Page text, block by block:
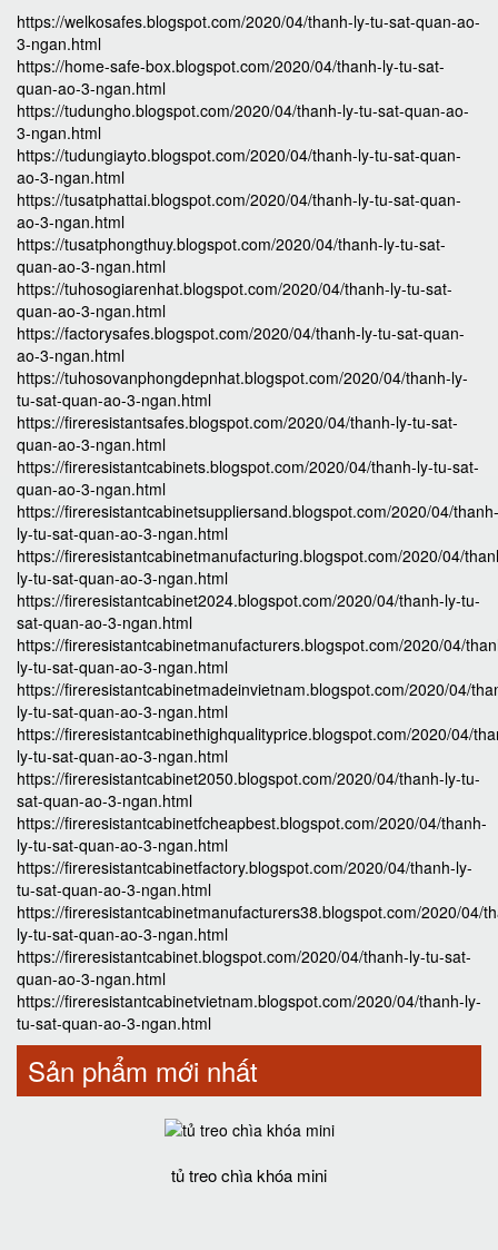
https://welkosafes.blogspot.com/2020/04/thanh-ly-tu-sat-quan-ao-
3-ngan.html
https://home-safe-box.blogspot.com/2020/04/thanh-ly-tu-sat-
quan-ao-3-ngan.html
https://tudungho.blogspot.com/2020/04/thanh-ly-tu-sat-quan-ao-
3-ngan.html
https://tudungiayto.blogspot.com/2020/04/thanh-ly-tu-sat-quan-
ao-3-ngan.html
https://tusatphattai.blogspot.com/2020/04/thanh-ly-tu-sat-quan-
ao-3-ngan.html
https://tusatphongthuy.blogspot.com/2020/04/thanh-ly-tu-sat-
quan-ao-3-ngan.html
https://tuhosogiarenhat.blogspot.com/2020/04/thanh-ly-tu-sat-
quan-ao-3-ngan.html
https://factorysafes.blogspot.com/2020/04/thanh-ly-tu-sat-quan-
ao-3-ngan.html
https://tuhosovanphongdepnhat.blogspot.com/2020/04/thanh-ly-
tu-sat-quan-ao-3-ngan.html
https://fireresistantsafes.blogspot.com/2020/04/thanh-ly-tu-sat-
quan-ao-3-ngan.html
https://fireresistantcabinets.blogspot.com/2020/04/thanh-ly-tu-sat-
quan-ao-3-ngan.html
https://fireresistantcabinetsuppliersand.blogspot.com/2020/04/thanh-
ly-tu-sat-quan-ao-3-ngan.html
https://fireresistantcabinetmanufacturing.blogspot.com/2020/04/
ly-tu-sat-quan-ao-3-ngan.html
https://fireresistantcabinet2024.blogspot.com/2020/04/thanh-ly-tu-
sat-quan-ao-3-ngan.html
https://fireresistantcabinetmanufacturers.blogspot.com/2020/04/
ly-tu-sat-quan-ao-3-ngan.html
https://fireresistantcabinetmadeinvietnam.blogspot.com/2020/04/
ly-tu-sat-quan-ao-3-ngan.html
https://fireresistantcabinethighqualityprice.blogspot.com/2020/04/
ly-tu-sat-quan-ao-3-ngan.html
https://fireresistantcabinet2050.blogspot.com/2020/04/thanh-ly-tu-
sat-quan-ao-3-ngan.html
https://fireresistantcabinetfcheapbest.blogspot.com/2020/04/thanh-
ly-tu-sat-quan-ao-3-ngan.html
https://fireresistantcabinetfactory.blogspot.com/2020/04/thanh-ly-
tu-sat-quan-ao-3-ngan.html
https://fireresistantcabinetmanufacturers38.blogspot.com/2020/04/
ly-tu-sat-quan-ao-3-ngan.html
https://fireresistantcabinet.blogspot.com/2020/04/thanh-ly-tu-sat-
quan-ao-3-ngan.html
https://fireresistantcabinetvietnam.blogspot.com/2020/04/thanh-ly-
tu-sat-quan-ao-3-ngan.html
Sản phẩm mới nhất
tủ treo chìa khóa mini